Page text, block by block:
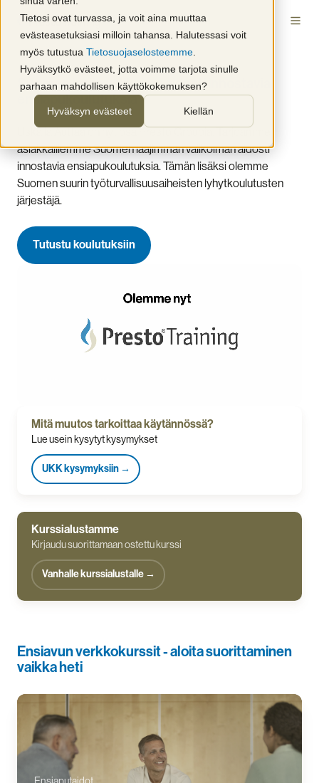
Tietosi ovat turvassa, ja voit aina muuttaa
evästeasetuksiasi milloin tahansa. Halutessasi voit
myös tutustua Tietosuojaselosteemme
Hyväksytkö evästeet, jotta voimme tarjota sinulle
parhaan mahdollisen käyttökokemuksen?
Hyväksyn evästeet Kiellän
Suomen laajin valikoima aidosti innostavia
ensiapukoulutuksia
Uskalla Auttaa on nyt osa Presto Groupia. Tarjoamme
asiakkaillemme Suomen laajimman valikoiman aidosti
innostavia ensiapukoulutuksia. Tämän lisäksi olemme
Suomen suurin työturvallisuusaiheisten lyhytkoulutusten
järjestäjä.
Tutustu koulutuksiin
Mitä muutos tarkoittaa käytännössä?
Lue usein kysytyt kysymykset
UKK kysymyksiin →
Kurssialustamme
Kirjaudu suorittamaan ostettu kurssi
Vanhalle kurssialustalle →
Ensiavun verkkokurssit - aloita suorittaminen
vaikka heti